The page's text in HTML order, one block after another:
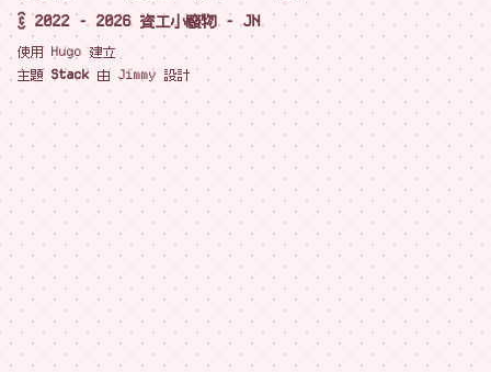
© 2022 - 2026 資工小廢物 - JN
使用 Hugo 建立
主題 Stack 由 Jimmy 設計